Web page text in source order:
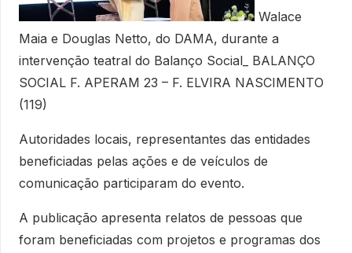
Walace
Maia e Douglas Netto, do DAMA, durante a
intervenção teatral do Balanço Social_ BALANÇO
SOCIAL F. APERAM 23 – F. ELVIRA NASCIMENTO
(119)
Autoridades locais, representantes das entidades
beneficiadas pelas ações e de veículos de
comunicação participaram do evento.
A publicação apresenta relatos de pessoas que
foram beneficiadas com projetos e programas dos